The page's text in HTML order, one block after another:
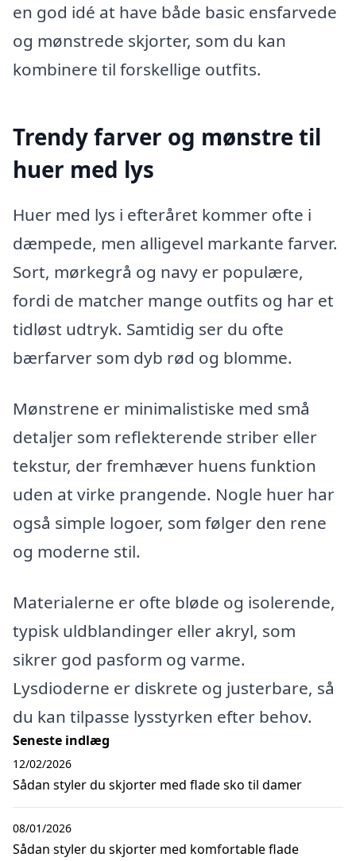
en god idé at have både basic ensfarvede
og mønstrede skjorter, som du kan
kombinere til forskellige outfits.
Trendy farver og mønstre til
huer med lys
Huer med lys i efteråret kommer ofte i
dæmpede, men alligevel markante farver.
Sort, mørkegrå og navy er populære,
fordi de matcher mange outfits og har et
tidløst udtryk. Samtidig ser du ofte
bærfarver som dyb rød og blomme.
Mønstrene er minimalistiske med små
detaljer som reflekterende striber eller
tekstur, der fremhæver huens funktion
uden at virke prangende. Nogle huer har
også simple logoer, som følger den rene
og moderne stil.
Materialerne er ofte bløde og isolerende,
typisk uldblandinger eller akryl, som
sikrer god pasform og varme.
Lysdioderne er diskrete og justerbare, så
du kan tilpasse lysstyrken efter behov.
Seneste indlæg
Sådan styler du skjorter med flade sko til damer
12/02/2026
Sådan styler du skjorter med komfortable flade
08/01/2026